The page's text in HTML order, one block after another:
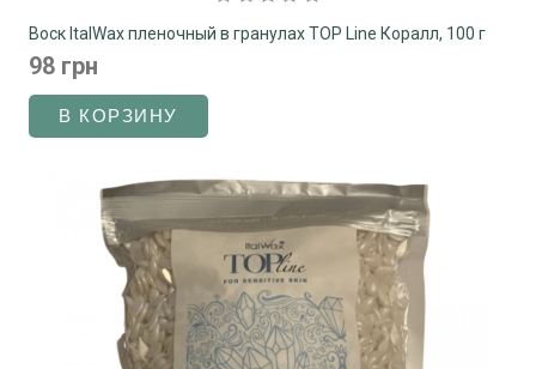
Воск ItalWax пленочный в гранулах TOP Line Коралл, 100 г
98 грн